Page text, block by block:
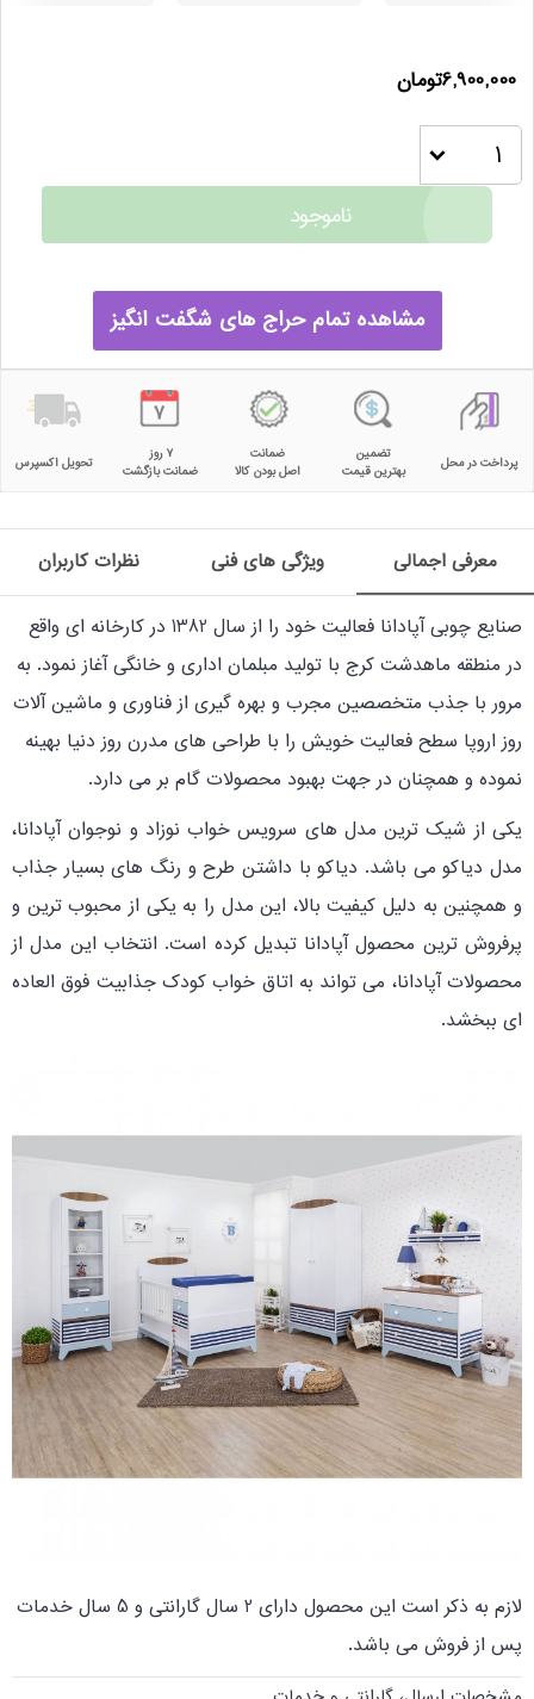
6,900,000تومان
ناموجود
مشاهده تمام حراج های شگفت انگیز
پرداخت در محل
تضمین
بهترین قیمت
ضمانت
اصل بودن کالا
۷ روز
ضمانت بازگشت
تحویل اکسپرس
معرفی اجمالی ویژگی های فنی نظرات کاربران
صنایع چوبی آپادانا فعالیت خود را از سال 1382 در کارخانه ای واقع
در منطقه ماهدشت کرج با تولید مبلمان اداری و خانگی آغاز نمود. به
مرور با جذب متخصصین مجرب و بهره گیری از فناوری و ماشین آلات
روز اروپا سطح فعالیت خویش را با طراحی های مدرن روز دنیا بهینه
نموده و همچنان در جهت بهبود محصولات گام بر می دارد.
یکی از شیک ترین مدل های سرویس خواب نوزاد و نوجوان آپادانا،
مدل دیاکو می باشد. دیاکو با داشتن طرح و رنگ های بسیار جذاب
و همچنین به دلیل کیفیت بالا، این مدل را به یکی از محبوب ترین و
پرفروش ترین محصول آپادانا تبدیل کرده است. انتخاب این مدل از
محصولات آپادانا، می تواند به اتاق خواب کودک جذابیت فوق العاده
ای ببخشد.
لازم به ذکر است این محصول دارای 2 سال گارانتی و 5 سال خدمات
پس از فروش می باشد.